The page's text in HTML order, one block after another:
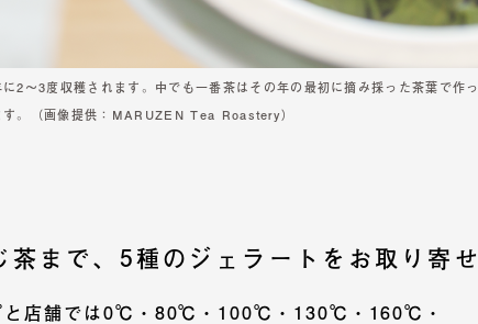
2〜3度収穫されます。中でも一番茶はその年の最初に摘み採った茶葉で作っ
す。（画像提供：MARUZEN Tea Roastery）
茶まで、5種のジェラートをお取り寄せ
と店舗では0℃・80℃・100℃・130℃・160℃・